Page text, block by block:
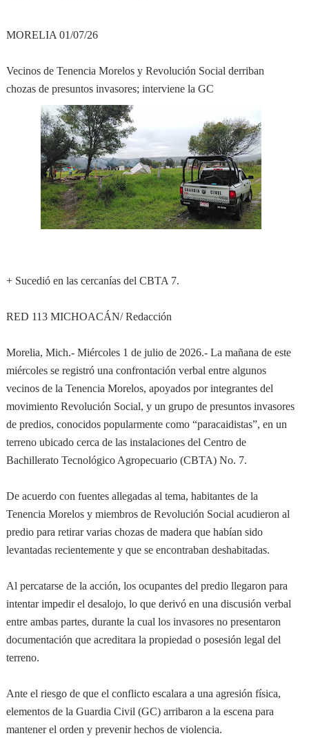
MORELIA 01/07/26
Vecinos de Tenencia Morelos y Revolución Social derriban
chozas de presuntos invasores; interviene la GC
+ Sucedió en las cercanías del CBTA 7.
RED 113 MICHOACÁN/ Redacción
Morelia, Mich.- Miércoles 1 de julio de 2026.- La mañana de este
miércoles se registró una confrontación verbal entre algunos
vecinos de la Tenencia Morelos, apoyados por integrantes del
movimiento Revolución Social, y un grupo de presuntos invasores
de predios, conocidos popularmente como “paracaidistas”, en un
terreno ubicado cerca de las instalaciones del Centro de
Bachillerato Tecnológico Agropecuario (CBTA) No. 7.
De acuerdo con fuentes allegadas al tema, habitantes de la
Tenencia Morelos y miembros de Revolución Social acudieron al
predio para retirar varias chozas de madera que habían sido
levantadas recientemente y que se encontraban deshabitadas.
Al percatarse de la acción, los ocupantes del predio llegaron para
intentar impedir el desalojo, lo que derivó en una discusión verbal
entre ambas partes, durante la cual los invasores no presentaron
documentación que acreditara la propiedad o posesión legal del
terreno.
Ante el riesgo de que el conflicto escalara a una agresión física,
elementos de la Guardia Civil (GC) arribaron a la escena para
mantener el orden y prevenir hechos de violencia.